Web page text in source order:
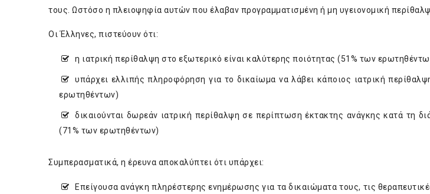
τους. Ωστόσο η πλειοψηφία αυτών που έλαβαν προγραμματισμένη ή μη υγειονομική
Οι Έλληνες, πιστεύουν ότι:
η ιατρική περίθαλψη στο εξωτερικό είναι καλύτερης ποιότητας (51% των
υπάρχει ελλιπής πληροφόρηση για το δικαίωμα να λάβει κάποιος ιατρική
ερωτηθέντων)
δικαιούνται δωρεάν ιατρική περίθαλψη σε περίπτωση έκτακτης ανάγκης κατά τη
(71% των ερωτηθέντων)
Συμπερασματικά, η έρευνα αποκαλύπτει ότι υπάρχει:
Επείγουσα ανάγκη πληρέστερης ενημέρωσης για τα δικαιώματα τους, τις